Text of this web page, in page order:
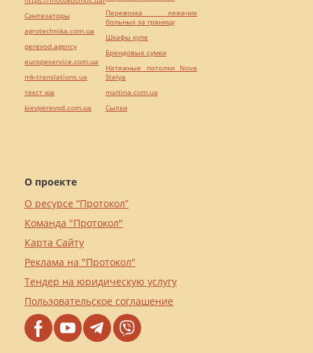
О проекте
О ресурсе “Протокол”
Команда "Протокол"
Карта Сайту
Реклама на "Протокол"
Тендер на юридическую услугу
Пользовательское соглашение
Синтезаторы
agrotechnika.com.ua
perevod.agency
europeservice.com.ua
mk-translations.ua
текст юа
kievperevod.com.ua
Перевозка лежачих
больных за границу
Шкафы купе
Брендовые сумки
Натяжные потолки Nova
Stelya
maltina.com.ua
Cылки